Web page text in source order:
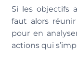
Si les objectifs
faut alors
pour en
actions qui